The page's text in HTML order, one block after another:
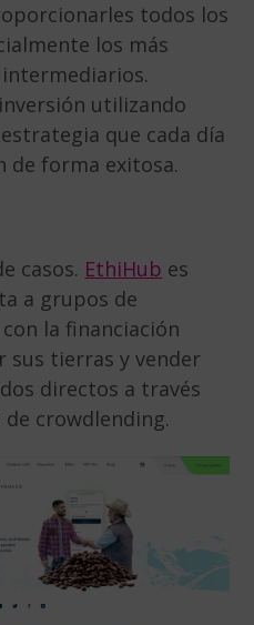
todos los
los más
utilizando
que cada día
de forma exitosa.
casos. EthiHub es
a grupos de
la financiación
sus tierras y vender
directos a través
crowdlending.